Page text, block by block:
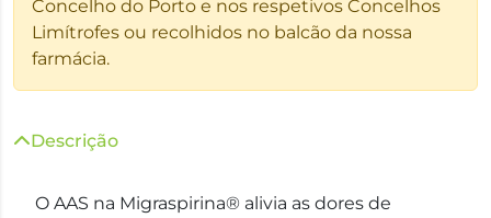
Concelho do Porto e nos respetivos Concelhos
Limítrofes ou recolhidos no balcão da nossa
farmácia.
Descrição
O AAS na Migraspirina® alivia as dores de